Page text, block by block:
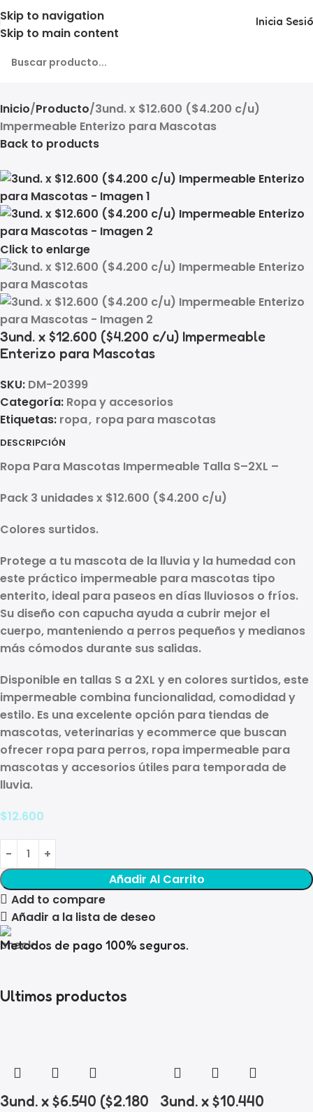
Skip to navigation
Skip to main content
Inicia
Inicio Producto 3und. x $12.600 ($4.200 c/u)
Impermeable Enterizo para Mascotas
Back to products
Click to enlarge
3und. x $12.600 ($4.200 c/u) Impermeable
Enterizo para Mascotas
SKU: DM-20399
Categoría: Ropa y accesorios
Etiquetas: ropa, ropa para mascotas
DESCRIPCIÓN
Ropa Para Mascotas Impermeable Talla S–2XL –
Pack 3 unidades x $12.600 ($4.200 c/u)
Colores surtidos.
Protege a tu mascota de la lluvia y la humedad con
este práctico impermeable para mascotas tipo
enterito, ideal para paseos en días lluviosos o fríos.
Su diseño con capucha ayuda a cubrir mejor el
cuerpo, manteniendo a perros pequeños y medianos
más cómodos durante sus salidas.
Disponible en tallas S a 2XL y en colores surtidos, este
impermeable combina funcionalidad, comodidad y
estilo. Es una excelente opción para tiendas de
mascotas, veterinarias y ecommerce que buscan
ofrecer ropa para perros, ropa impermeable para
mascotasy accesorios útiles para temporada de
lluvia.
$12.600
Añadir Al Carrito
Add to compare
Añadir a la lista de deseo
Metodos de pago 100% seguros.
Ultimos productos
3und. x $6.540 ($2.180
3und. x $10.440